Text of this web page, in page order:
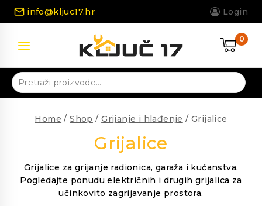
Skip
info@kljuc17.hr Login
0
Pretraži:
Home / Shop / Grijanje i hlađenje / Grijalice
Grijalice
Grijalice za grijanje radionica, garaža i kućanstva.
Pogledajte ponudu električnih i drugih grijalica za
učinkovito zagrijavanje prostora.